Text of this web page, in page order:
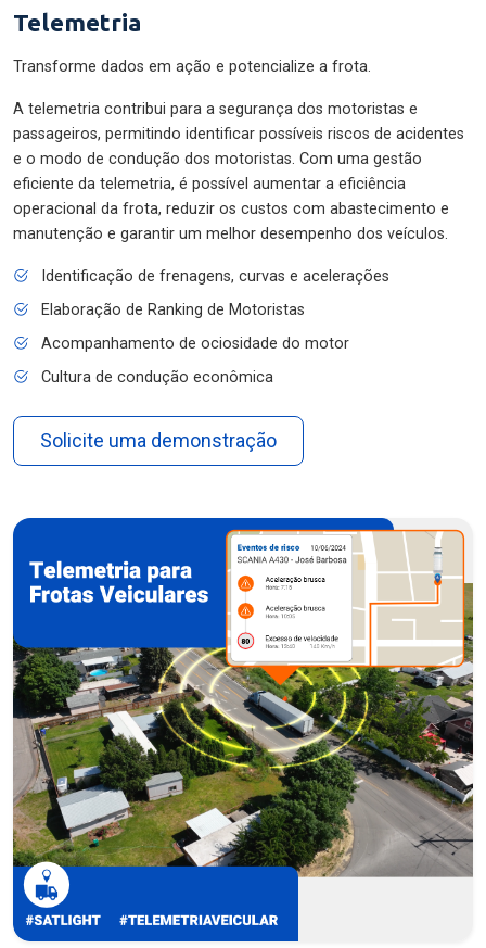
Telemetria
Transforme dados em ação e potencialize a frota.
A telemetria contribui para a segurança dos motoristas e
passageiros, permitindo identificar possíveis riscos de acidentes
e o modo de condução dos motoristas. Com uma gestão
eficiente da telemetria, é possível aumentar a eficiência
operacional da frota, reduzir os custos com abastecimento e
manutenção e garantir um melhor desempenho dos veículos.
Identificação de frenagens, curvas e acelerações
Elaboração de Ranking de Motoristas
Acompanhamento de ociosidade do motor
Cultura de condução econômica
Solicite uma demonstração